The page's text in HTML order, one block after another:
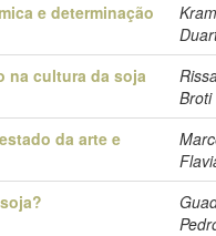
e determinação
na cultura da soja
Broti
da arte e